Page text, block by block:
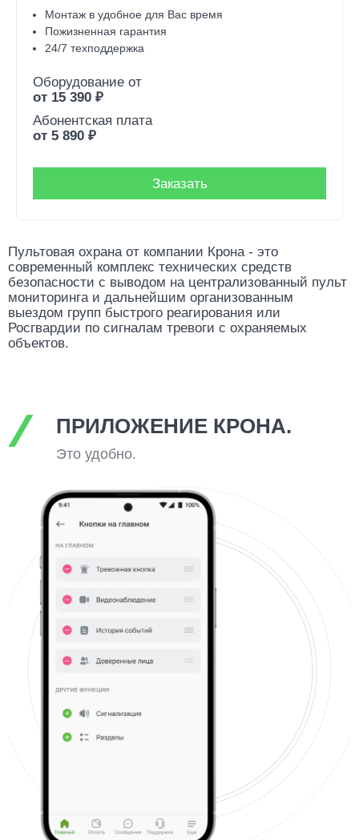
Монтаж в удобное для Вас время
Пожизненная гарантия
24/7 техподдержка
Оборудование от
от 15 390 ₽
Абонентская плата
от 5 890 ₽
Заказать
Пультовая охрана от компании Крона - это
современный комплекс технических средств
безопасности с выводом на централизованный пульт
мониторинга и дальнейшим организованным
выездом групп быстрого реагирования или
Росгвардии по сигналам тревоги с охраняемых
объектов.
ПРИЛОЖЕНИЕ КРОНА.
Это удобно.